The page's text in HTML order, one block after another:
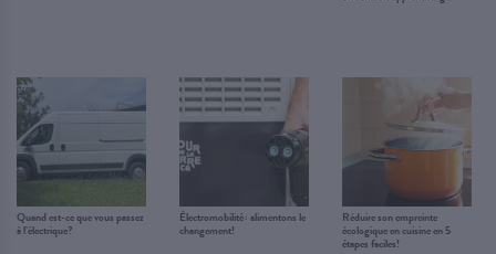
Quand est-ce que vous passez
à l’électrique?
Électromobilité : alimentons le
changement!
Réduire son empreinte
écologique en cuisine en 5
étapes faciles!